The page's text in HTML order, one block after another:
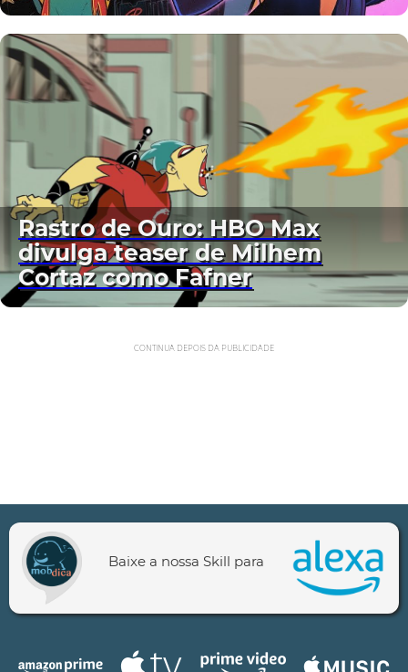
Rastro de Ouro: HBO Max
divulga teaser de Milhem
Cortaz como Fafner
CONTINUA DEPOIS DA PUBLICIDADE
Baixe a nossa Skill para